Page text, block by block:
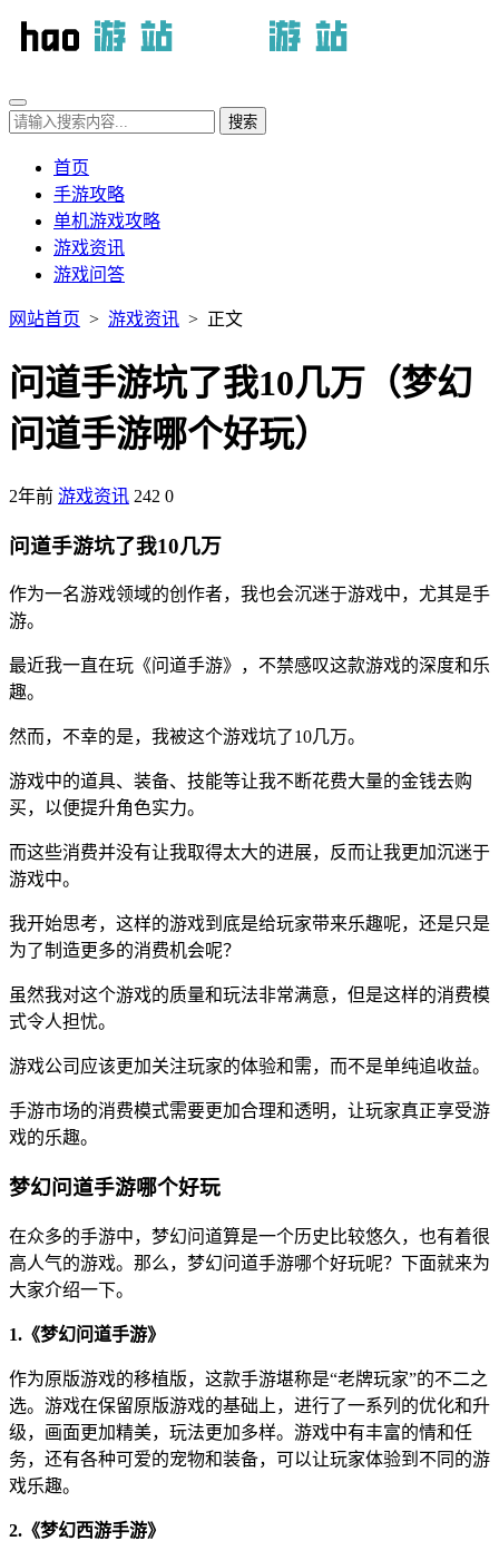
首页
手游攻略
单机游戏攻略
游戏资讯
游戏问答
网站首页 > 游戏资讯 > 正文
问道手游坑了我10几万（梦幻
问道手游哪个好玩）
2年前 游戏资讯 242 0
问道手游坑了我10几万
作为一名游戏领域的创作者，我也会沉迷于游戏中，尤其是手
游。
最近我一直在玩《问道手游》，不禁感叹这款游戏的深度和乐
趣。
然而，不幸的是，我被这个游戏坑了10几万。
游戏中的道具、装备、技能等让我不断花费大量的金钱去购
买，以便提升角色实力。
而这些消费并没有让我取得太大的进展，反而让我更加沉迷于
游戏中。
我开始思考，这样的游戏到底是给玩家带来乐趣呢，还是只是
为了制造更多的消费机会呢？
虽然我对这个游戏的质量和玩法非常满意，但是这样的消费模
式令人担忧。
游戏公司应该更加关注玩家的体验和需，而不是单纯追收益。
手游市场的消费模式需要更加合理和透明，让玩家真正享受游
戏的乐趣。
梦幻问道手游哪个好玩
在众多的手游中，梦幻问道算是一个历史比较悠久，也有着很
高人气的游戏。那么，梦幻问道手游哪个好玩呢？下面就来为
大家介绍一下。
1.《梦幻问道手游》
作为原版游戏的移植版，这款手游堪称是“老牌玩家”的不二之
选。游戏在保留原版游戏的基础上，进行了一系列的优化和升
级，画面更加精美，玩法更加多样。游戏中有丰富的情和任
务，还有各种可爱的宠物和装备，可以让玩家体验到不同的游
戏乐趣。
2.《梦幻西游手游》